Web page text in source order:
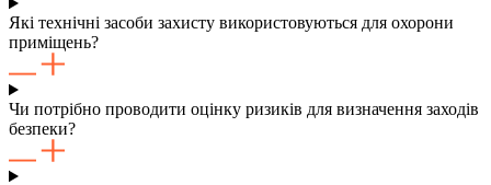
Які технічні засоби захисту використовуються для охорони
приміщень?
Чи потрібно проводити оцінку ризиків для визначення заходів
безпеки?